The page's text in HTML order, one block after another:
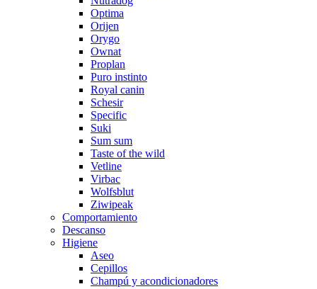
Optima
Orijen
Orygo
Ownat
Proplan
Puro instinto
Royal canin
Schesir
Specific
Suki
Sum sum
Taste of the wild
Vetline
Virbac
Wolfsblut
Ziwipeak
Comportamiento
Descanso
Higiene
Aseo
Cepillos
Champú y acondicionadores